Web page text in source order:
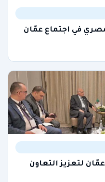
في اجتماع عمّان
لتعزيز التعاون